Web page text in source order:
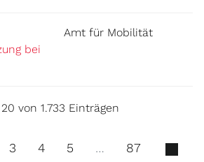
bei
Amt für Mobilität
von 1.733 Einträgen
3 4 5 … 87